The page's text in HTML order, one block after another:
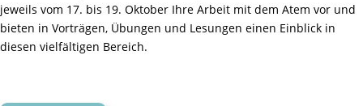
jeweils vom 17. bis 19. Oktober Ihre Arbeit mit dem Atem vor und
bieten in Vorträgen, Übungen und Lesungen einen Einblick in
diesen vielfältigen Bereich.